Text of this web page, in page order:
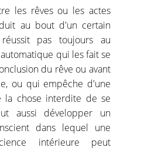
les rêves ou les actes
au bout d'un certain
pas toujours au
qui les fait se
du rêve ou avant
ou qui empêche d'une
la chose interdite de se
aussi développer un
dans lequel une
intérieure peut